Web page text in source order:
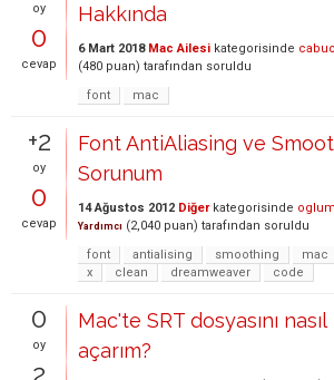
oy
0
cevap
Hakkında
6 Mart 2018 Mac Ailesi kategorisinde
(480 puan) tarafından soruldu
font
mac
+2
oy
0
cevap
Font AntiAliasing ve
Sorunum
14 Ağustos 2012 Diğerkategorisinde
Yardımcı (2,040 puan) tarafından soruldu
font
antialising smoothing mac
x
clean dreamweaver code
0
oy
Mac'te SRT dosyasını nasıl
açarım?